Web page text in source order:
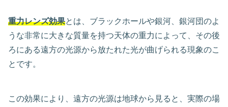
重力レンズ効果とは、ブラックホールや銀河、銀河団のよ
うな非常に大きな質量を持つ天体の重力によって、その後
ろにある遠方の光源から放たれた光が曲げられる現象のこ
とです。
この効果により、遠方の光源は地球から見ると、実際の場